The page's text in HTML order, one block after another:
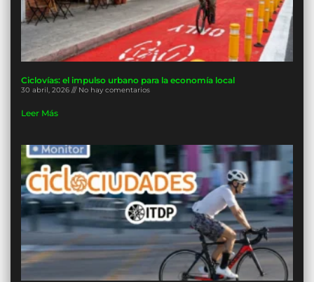
Ciclovías: el impulso urbano para la economía local
30 abril, 2026 No hay comentarios
Leer Más